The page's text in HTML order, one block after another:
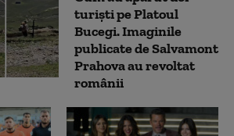
turiști pe Platoul
Bucegi. Imaginile
publicate de Salvamont
Prahova au revoltat
românii